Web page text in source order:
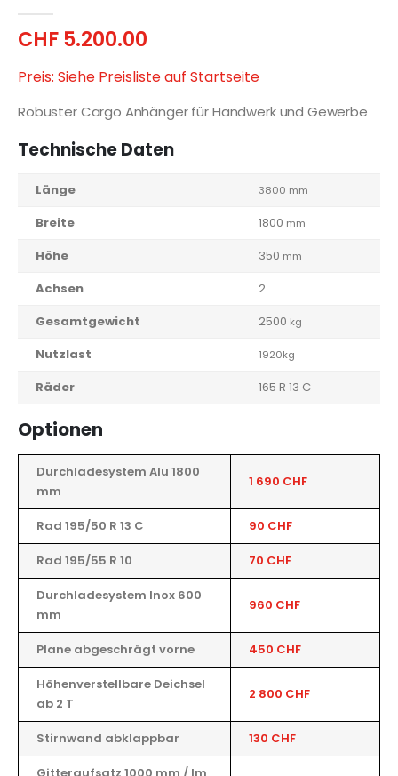
CHF5.200.00
Preis: Siehe Preisliste auf Startseite
Robuster Cargo Anhänger für Handwerk und Gewerbe
Technische Daten
Länge 3800 mm
Breite 1800 mm
Höhe 350 mm
Achsen
2
Gesamtgewicht
2500 kg
Nutzlast 1920kg
Räder 165 R 13 C
Optionen
Durchladesystem Alu 1800
mm
1 690 CHF
Rad 195/50 R 13 C 90 CHF
Rad 195/55 R 10 70 CHF
Durchladesystem Inox 600
mm
960 CHF
Plane abgeschrägt vorne 450 CHF
Höhenverstellbare Deichsel
ab 2 T
2 800 CHF
Stirnwand abklappbar 130 CHF